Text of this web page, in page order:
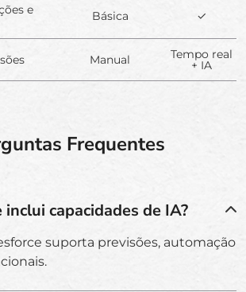
e
Básica ✓
Manual Tempo real
+ IA
Frequentes
capacidades de IA?
suporta previsões, automação